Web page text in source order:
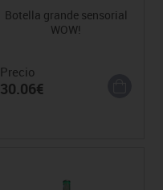
Botella grande sensorial
WOW!
Precio
30.06€